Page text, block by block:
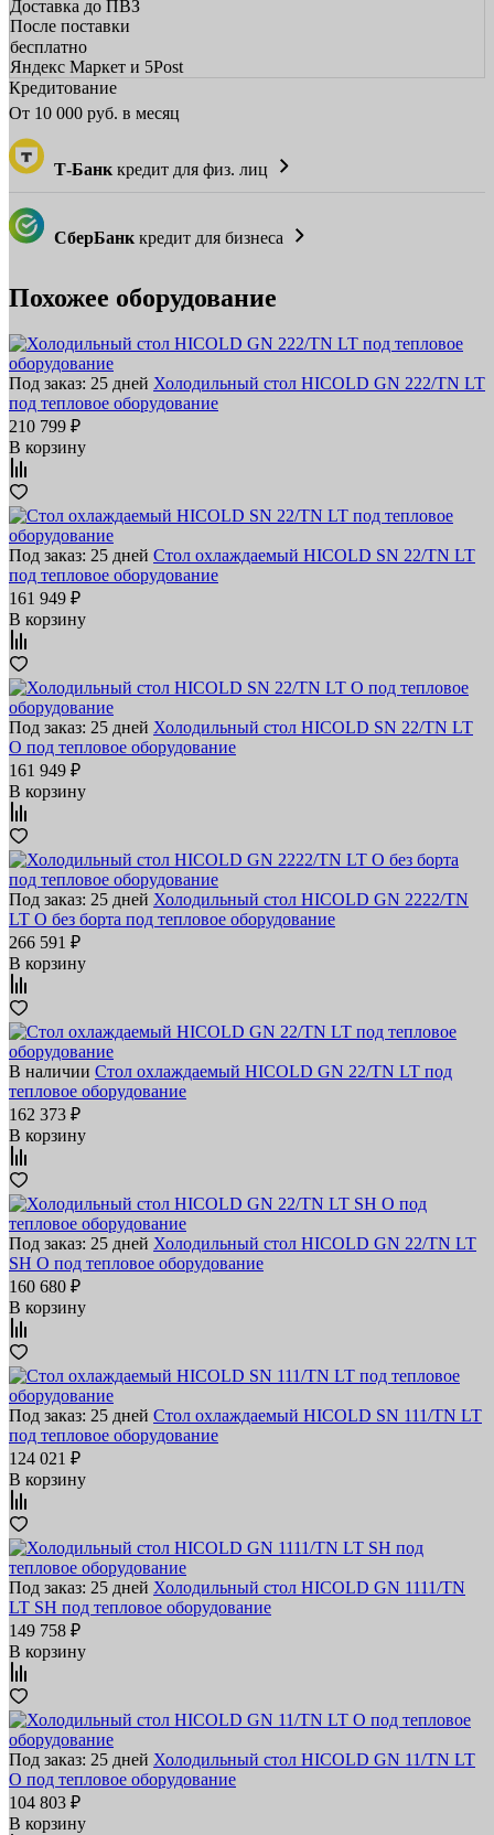
Доставка до ПВЗ
После поставки
бесплатно
Яндекс Маркет и 5Post
Кредитование
От 10 000 руб. в месяц
Т-Банк кредит для физ. лиц
СберБанк кредит для бизнеса
Похожее оборудование
Под заказ: 25 дней Холодильный стол HICOLD GN 222/TN LT
под тепловое оборудование
210 799 ₽
В корзину
Под заказ: 25 дней Стол охлаждаемый HICOLD SN 22/TN LT
под тепловое оборудование
161 949 ₽
В корзину
Под заказ: 25 дней Холодильный стол HICOLD SN 22/TN LT
O под тепловое оборудование
161 949 ₽
В корзину
Под заказ: 25 дней Холодильный стол HICOLD GN 2222/TN
LT O без борта под тепловое оборудование
266 591 ₽
В корзину
В наличии Стол охлаждаемый HICOLD GN 22/TN LT под
тепловое оборудование
162 373 ₽
В корзину
Под заказ: 25 дней Холодильный стол HICOLD GN 22/TN LT
SH O под тепловое оборудование
160 680 ₽
В корзину
Под заказ: 25 дней Стол охлаждаемый HICOLD SN 111/TN LT
под тепловое оборудование
124 021 ₽
В корзину
Под заказ: 25 дней Холодильный стол HICOLD GN 1111/TN
LT SH под тепловое оборудование
149 758 ₽
В корзину
Под заказ: 25 дней Холодильный стол HICOLD GN 11/TN LT
O под тепловое оборудование
104 803 ₽
В корзину